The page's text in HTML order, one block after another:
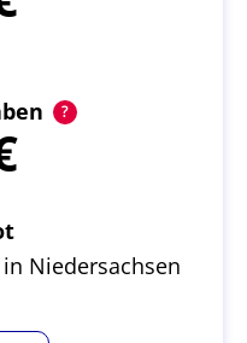
Niedersachsen